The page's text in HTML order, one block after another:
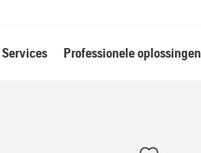
Services Professionele oplossingen